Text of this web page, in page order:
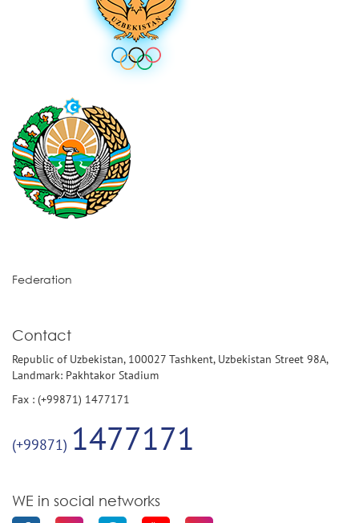
Federation
Contact
Republic of Uzbekistan, 100027 Tashkent, Uzbekistan Street 98A,
Landmark: Pakhtakor Stadium
Fax : (+99871) 1477171
(+99871) 1477171
WE in social networks